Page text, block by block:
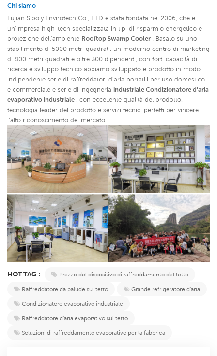
Chi siamo
Fujian Siboly Envirotech Co., LTD è stata fondata nel 2006, che è
un'impresa high-tech specializzata in tipi di risparmio energetico e
protezione dell'ambiente Rooftop Swamp Cooler . Basato su uno
stabilimento di 5000 metri quadrati, un moderno centro di marketing
di 800 metri quadrati e oltre 300 dipendenti, con forti capacità di
ricerca e sviluppo tecnico abbiamo sviluppato e prodotto in modo
indipendente serie di raffreddatori d'aria portatili per uso domestico
e commerciale e serie di ingegneria industriale Condizionatore d'aria
evaporativo industriale , con eccellente qualità del prodotto,
tecnologia leader del prodotto e servizi tecnici perfetti per vincere
l'alto riconoscimento del mercato.
HOT TAG :
Prezzo del dispositivo di raffreddamento del tetto
Raffreddatore da palude sul tetto
Grande refrigeratore d'aria
Condizionatore evaporativo industriale
Raffreddatore d'aria evaporativo sul tetto
Soluzioni di raffreddamento evaporativo per la fabbrica